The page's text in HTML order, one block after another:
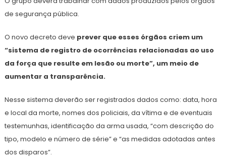
de segurança pública.
O novo decreto deve prever que esses órgãos criem um
“sistema de registro de ocorrências relacionadas ao uso
da força que resulte em lesão ou morte”, um meio de
aumentar a transparência.
Nesse sistema deverão ser registrados dados como: data, hora
e local da morte, nomes dos policiais, da vítima e de eventuais
testemunhas, identificação da arma usada, “com descrição do
tipo, modelo e número de série” e “as medidas adotadas antes
dos disparos”.